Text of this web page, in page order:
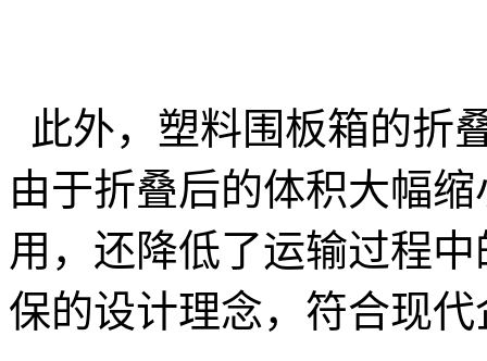
此外，塑料围板箱的折
由于折叠后的体积大幅
用，还降低了运输过程
保的设计理念，符合现